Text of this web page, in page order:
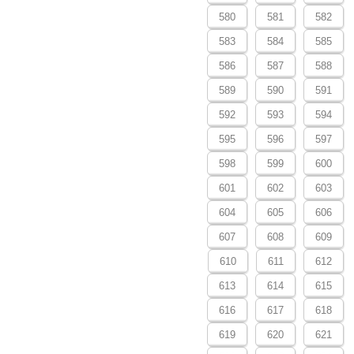
580 581 582
583 584 585
586 587 588
589 590 591
592 593 594
595 596 597
598 599 600
601 602 603
604 605 606
607 608 609
610 611 612
613 614 615
616 617 618
619 620 621